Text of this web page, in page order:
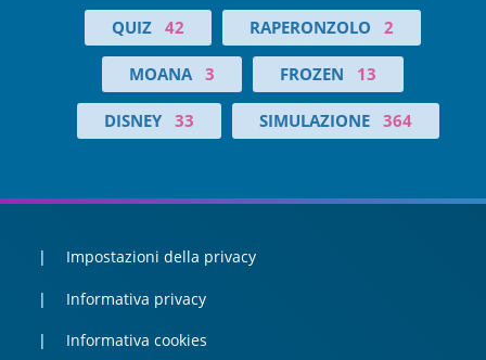
QUIZ 42 RAPERONZOLO 2
MOANA 3 FROZEN 13
DISNEY 33 SIMULAZIONE 364
Impostazioni della privacy
Informativa privacy
Informativa cookies